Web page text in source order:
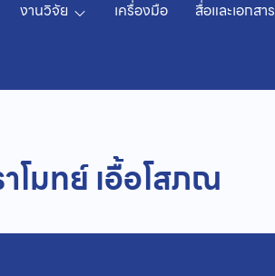
งานวิจัย เครื่องมือ สื่อและเอกสาร
โมทย์ เอื้อโสภณ